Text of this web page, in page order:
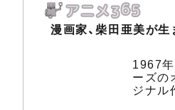
漫画家、柴田亜美が生
1967
ーズの
ジナル